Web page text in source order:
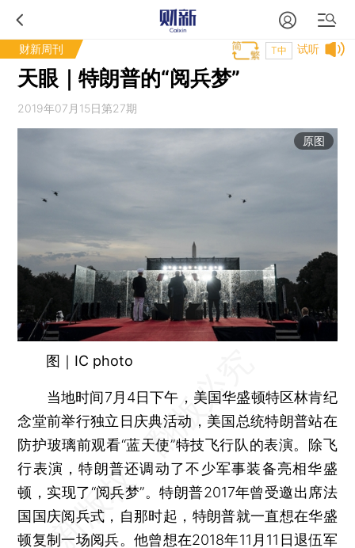
财新周刊 试听
T中
天眼｜特朗普的“阅兵梦”
2019年07月15日第27期
原图
图｜IC photo
当地时间7月4日下午，美国华盛顿特区林肯纪
念堂前举行独立日庆典活动，美国总统特朗普站在
防护玻璃前观看“蓝天使”特技飞行队的表演。除飞
行表演，特朗普还调动了不少军事装备亮相华盛
顿，实现了“阅兵梦”。特朗普2017年曾受邀出席法
国国庆阅兵式，自那时起，特朗普就一直想在华盛
顿复制一场阅兵。他曾想在2018年11月11日退伍军